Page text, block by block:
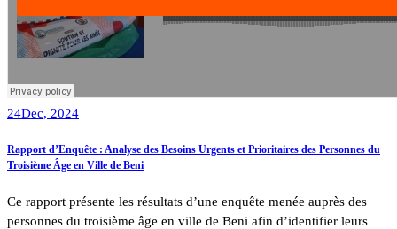
24Dec, 2024
Rapport d’Enquête : Analyse des Besoins Urgents et Prioritaires des Personnes du
Troisième Âge en Ville de Beni
Ce rapport présente les résultats d’une enquête menée auprès des
personnes du troisième âge en ville de Beni afin d’identifier leurs